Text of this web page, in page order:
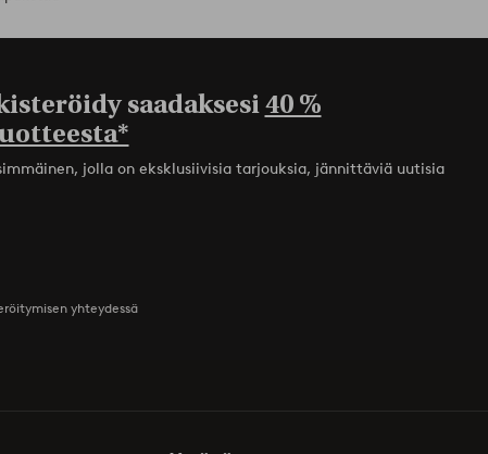
saadaksesi40 %
jolla on eksklusiivisia tarjouksia, jännittäviä uutisia
yhteydessä